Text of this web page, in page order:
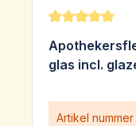
Gemiddelde
glas incl.
Artikel nummer